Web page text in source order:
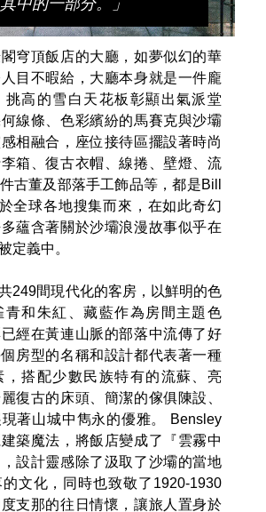
天堂存在這個世界，
Coupole飯店，肯定會成為
其中的一部分。」
穹頂飯店的大廳，如夢似幻的華
目不暇給，大廳本身就是一件龐
挑高的雪白天花板彰顯出氣派堂
線條、色彩繽紛的馬賽克與沙壩
箱、復古衣帽、線捲、壁燈、流
古董及部落手工飾品等，都是Bill
全球各地搜集而來，在如此奇幻
蘊含著關於沙壩浪漫故事似乎在
定義中。
249間現代化的客房，以鮮明的色
青和朱紅、藏藍作為房間主題色
經在黃連山脈的部落中流傳了好
房型的名稱和設計都代表著一種
，搭配少數民族特有的流蘇、亮